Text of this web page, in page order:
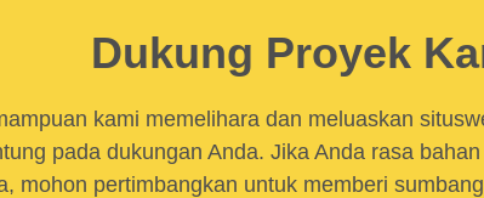
Dukung Proyek
kami memelihara dan meluaskan
pada dukungan Anda. Jika Anda rasa
mohon pertimbangkan untuk memberi